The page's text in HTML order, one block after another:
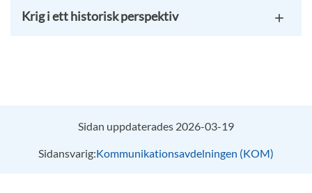
Krig i ett historisk perspektiv
Sidan uppdaterades 2026-03-19
Sidansvarig:Kommunikationsavdelningen (KOM)